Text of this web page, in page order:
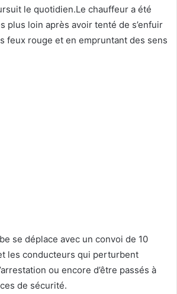
le quotidien.Le chauffeur a été
plus loin après avoir tenté de s’enfuir
feux rouge et en empruntant des sens
se déplace avec un convoi de 10
les conducteurs qui perturbent
ou encore d’être passés à
de sécurité.